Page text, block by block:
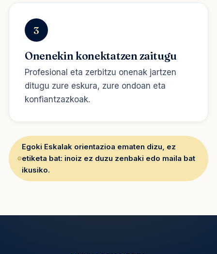
3
Onenekin konektatzen zaitugu
Profesional eta zerbitzu onenak jartzen
ditugu zure eskura, zure ondoan eta
konfiantzazkoak.
Egoki Eskalak orientazioa ematen dizu, ez
etiketa bat: inoiz ez duzu zenbaki edo maila bat
ikusiko.